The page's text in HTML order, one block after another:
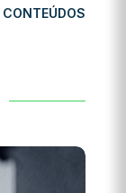
CONTEÚDOS